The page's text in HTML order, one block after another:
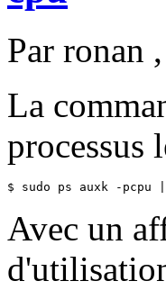
Par ronan
La
processus
$ sudo ps auxk -pcpu
Avec un